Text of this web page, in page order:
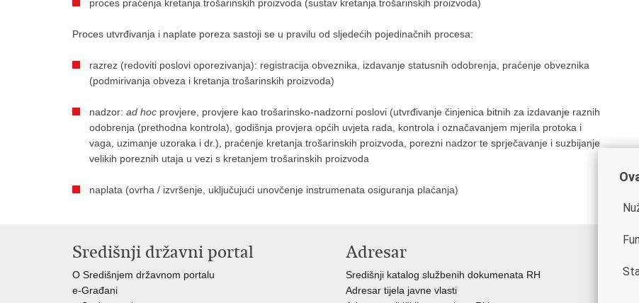
proces praćenja kretanja trošarinskih proizvoda (sustav kretanja trošarinskih proizvoda)
Proces utvrđivanja i naplate poreza sastoji se u pravilu od sljedećih pojedinačnih procesa:
razrez (redoviti poslovi oporezivanja): registracija obveznika, izdavanje statusnih odobrenja, praćenje obveznika
(podmirivanja obveza i kretanja trošarinskih proizvoda)
nadzor: ad hoc provjere, provjere kao trošarinsko-nadzorni poslovi (utvrđivanje činjenica bitnih za izdavanje raznih
odobrenja (prethodna kontrola), godišnja provjera općih uvjeta rada, kontrola i označavanjem mjerila protoka i
vaga, uzimanje uzoraka i dr.), praćenje kretanja trošarinskih proizvoda, porezni nadzor te sprječavanje i suzbijanje
velikih poreznih utaja u vezi s kretanjem trošarinskih proizvoda
naplata (ovrha / izvršenje, uključujući unovčenje instrumenata osiguranja plaćanja)
Središnji državni portal
O Središnjem državnom portalu
e-Građani
Adresar
Središnji katalog službenih dokumenata RH
Adresar tijela javne vlasti